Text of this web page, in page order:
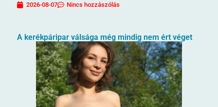
2026-08-07 Nincs hozzászólás
A kerékpáripar válsága még mindig nem ért véget